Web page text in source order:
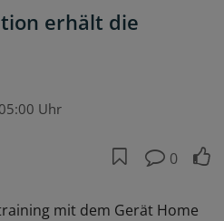
erhält die
Uhr
0
mit dem Gerät Home